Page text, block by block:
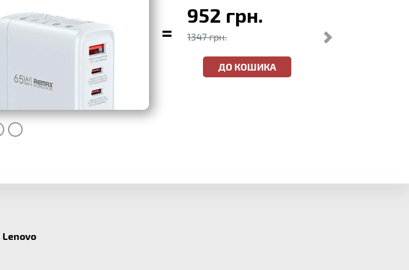
=
952 грн.
1347 грн.
ДО КОШИКА
Lenovo